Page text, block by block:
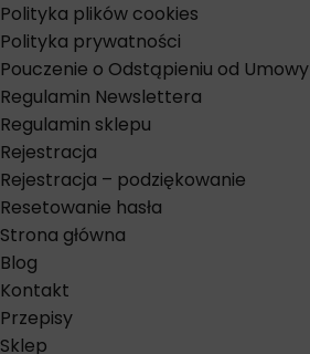
Polityka plików cookies
Polityka prywatności
Pouczenie o Odstąpieniu od Umowy
Regulamin Newslettera
Regulamin sklepu
Rejestracja
Rejestracja – podziękowanie
Resetowanie hasła
Strona główna
Blog
Kontakt
Przepisy
Sklep